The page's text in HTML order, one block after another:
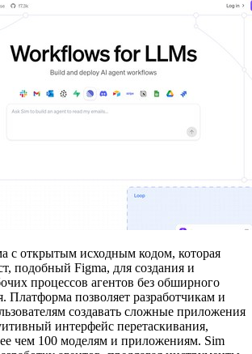
с открытым исходным кодом, которая
подобный Figma, для создания и
процессов агентов без обширного
Платформа позволяет разработчикам и
создавать сложные приложения
интерфейс перетаскивания,
чем 100 моделям и приложениям. Sim